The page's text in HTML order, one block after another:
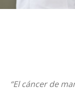
“El cáncer de